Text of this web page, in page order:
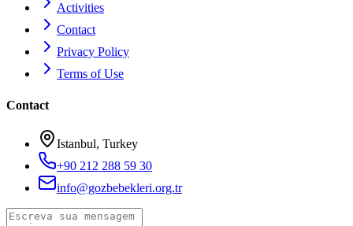
Activities
Contact
Privacy Policy
Terms of Use
Contact
Istanbul, Turkey
+90 212 288 59 30
info@gozbebekleri.org.tr